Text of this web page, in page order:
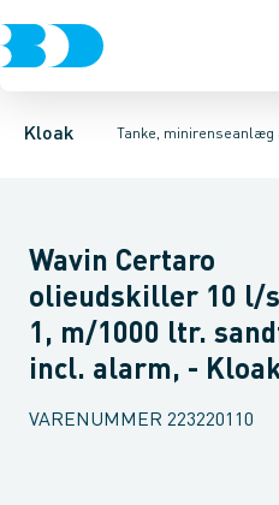
Kloak Tanke,
Rør & fittingsBrønde
Udskillere Tanke Tilbehør til
OlieudskillereFedtudskillere
Wavin Certaro
olieudskiller 10 l/
1, m/1000 ltr.
incl. alarm, -
VARENUMMER 223220110